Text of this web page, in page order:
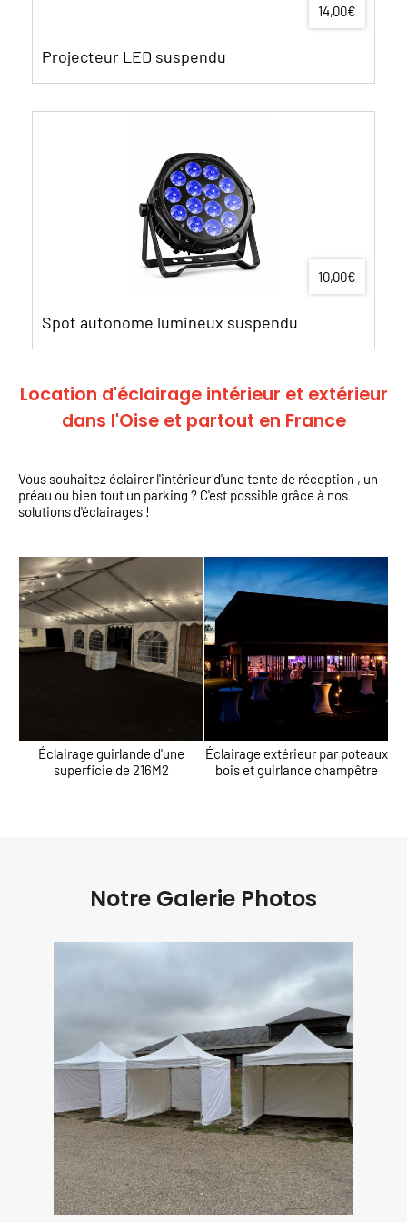
14,00€
Projecteur LED suspendu
10,00€
Spot autonome lumineux suspendu
Location d'éclairage intérieur et extérieur
dans l'Oise et partout en France
Vous souhaitez éclairer l'intérieur d'une tente de réception , un
préau ou bien tout un parking ? C'est possible grâce à nos
solutions d'éclairages !
Éclairage guirlande d'une
superficie de 216M2
Éclairage extérieur par poteaux
bois et guirlande champêtre
Notre Galerie Photos